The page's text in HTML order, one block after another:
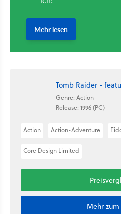
Tomb Raider -
Genre: Action
Release: 1996 (PC)
Action Action-Adventure
Core Design Limited
Mehr